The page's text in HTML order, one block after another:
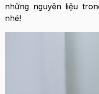
những nguyên liệu
nhé!